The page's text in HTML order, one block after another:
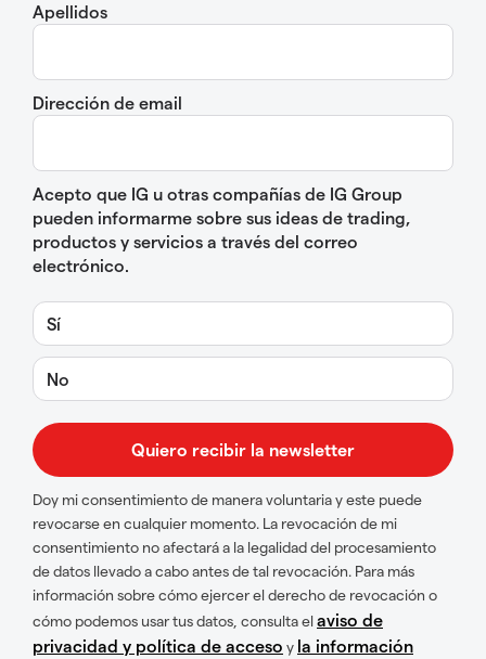
Apellidos
Dirección de email
Acepto que IG u otras compañías de IG Group
pueden informarme sobre sus ideas de trading,
productos y servicios a través del correo
electrónico.
Sí
No
Doy mi consentimiento de manera voluntaria y este puede
revocarse en cualquier momento. La revocación de mi
consentimiento no afectará a la legalidad del procesamiento
de datos llevado a cabo antes de tal revocación. Para más
información sobre cómo ejercer el derecho de revocación o
cómo podemos usar tus datos, consulta elaviso de
privacidad y política de acceso y la información